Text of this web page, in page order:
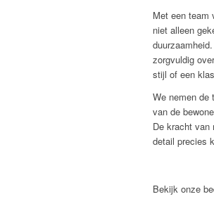
Met een team
niet alleen
zorgvuldig
stijl of een
We nemen de
van de
De kracht van
detail precies
Bekijk onze